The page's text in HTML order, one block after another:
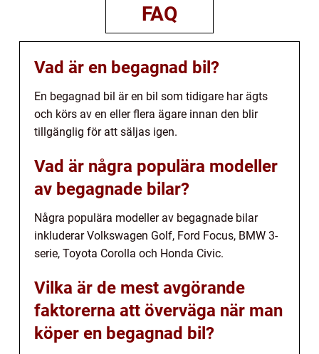
FAQ
Vad är en begagnad bil?
En begagnad bil är en bil som tidigare har ägts
och körs av en eller flera ägare innan den blir
tillgänglig för att säljas igen.
Vad är några populära modeller
av begagnade bilar?
Några populära modeller av begagnade bilar
inkluderar Volkswagen Golf, Ford Focus, BMW 3-
serie, Toyota Corolla och Honda Civic.
Vilka är de mest avgörande
faktorerna att överväga när man
köper en begagnad bil?